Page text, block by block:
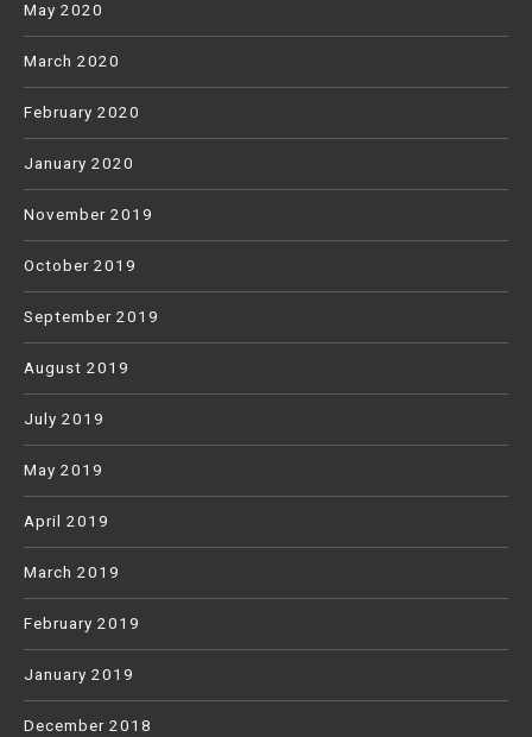
May 2020
March 2020
February 2020
January 2020
November 2019
October 2019
September 2019
August 2019
July 2019
May 2019
April 2019
March 2019
February 2019
January 2019
December 2018